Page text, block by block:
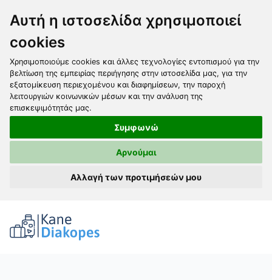
Αυτή η ιστοσελίδα χρησιμοποιεί
cookies
Χρησιμοποιούμε cookies και άλλες τεχνολογίες εντοπισμού για την
βελτίωση της εμπειρίας περιήγησης στην ιστοσελίδα μας, για την
εξατομίκευση περιεχομένου και διαφημίσεων, την παροχή
λειτουργιών κοινωνικών μέσων και την ανάλυση της
επισκεψιμότητάς μας.
Συμφωνώ
Αρνούμαι
Αλλαγή των προτιμήσεών μου